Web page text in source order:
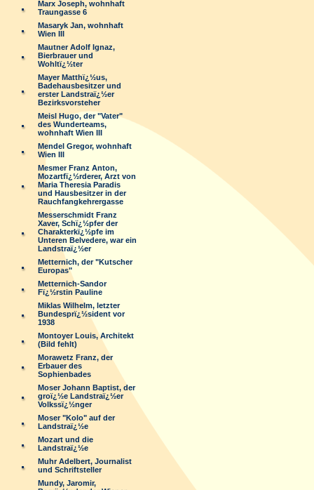
Marx Joseph, wohnhaft
Traungasse 6
Masaryk Jan, wohnhaft
Wien III
Mautner Adolf Ignaz,
Bierbrauer und
Wohltï¿½ter
Mayer Matthï¿½us,
Badehausbesitzer und
erster Landstraï¿½er
Bezirksvorsteher
Meisl Hugo, der "Vater"
des Wunderteams,
wohnhaft Wien III
Mendel Gregor, wohnhaft
Wien III
Mesmer Franz Anton,
Mozartfï¿½rderer, Arzt von
Maria Theresia Paradis
und Hausbesitzer in der
Rauchfangkehrergasse
Messerschmidt Franz
Xaver, Schï¿½pfer der
Charakterkï¿½pfe im
Unteren Belvedere, war ein
Landstraï¿½er
Metternich, der "Kutscher
Europas"
Metternich-Sandor
Fï¿½rstin Pauline
Miklas Wilhelm, letzter
Bundesprï¿½sident vor
1938
Montoyer Louis, Architekt
(Bild fehlt)
Morawetz Franz, der
Erbauer des
Sophienbades
Moser Johann Baptist, der
groï¿½e Landstraï¿½er
Volkssï¿½nger
Moser "Kolo" auf der
Landstraï¿½e
Mozart und die
Landstraï¿½e
Muhr Adelbert, Journalist
und Schriftsteller
Mundy, Jaromir,